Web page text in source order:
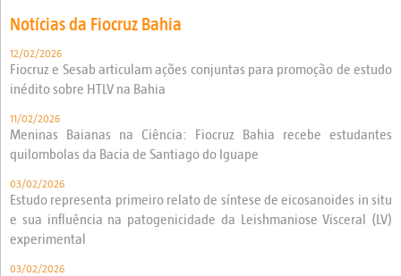
Notícias da Fiocruz Bahia
12/02/2026
Fiocruz e Sesab articulam ações conjuntas para promoção de estudo
inédito sobre HTLV na Bahia
11/02/2026
Meninas Baianas na Ciência: Fiocruz Bahia recebe estudantes
quilombolas da Bacia de Santiago do Iguape
03/02/2026
Estudo representa primeiro relato de síntese de eicosanoides in situ
e sua influência na patogenicidade da Leishmaniose Visceral (LV)
experimental
03/02/2026